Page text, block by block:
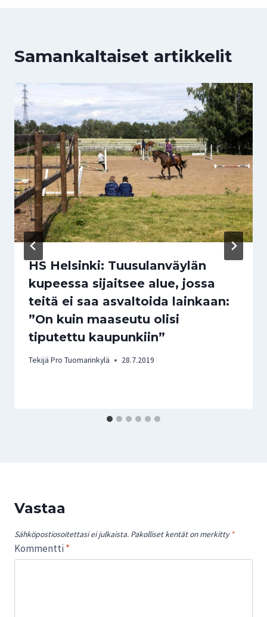
Samankaltaiset artikkelit
HS Helsinki: Tuusulanväylän
kupeessa sijaitsee alue, jossa
teitä ei saa asvaltoida lainkaan:
”On kuin maaseutu olisi
tiputettu kaupunkiin”
Tekijä Pro Tuomarinkylä 28.7.2019
Vastaa
Sähköpostiosoitettasi ei julkaista. Pakolliset kentät on merkitty *
Kommentti *